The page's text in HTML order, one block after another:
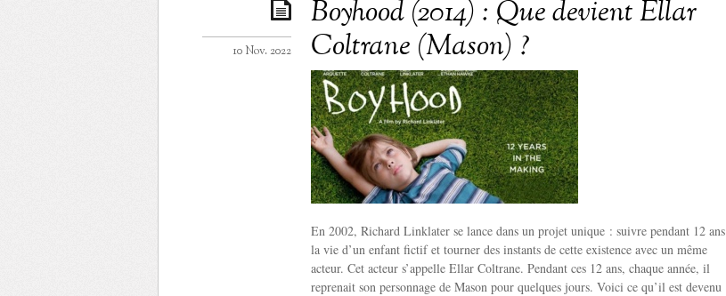
Boyhood (2014) : Que devient Ellar
Coltrane (Mason) ?
10 Nov. 2022
En 2002, Richard Linklater se lance dans un projet unique : suivre pendant 12 ans
la vie d’un enfant fictif et tourner des instants de cette existence avec un même
acteur. Cet acteur s’appelle Ellar Coltrane. Pendant ces 12 ans, chaque année, il
reprenait son personnage de Mason pour quelques jours. Voici ce qu’il est devenu